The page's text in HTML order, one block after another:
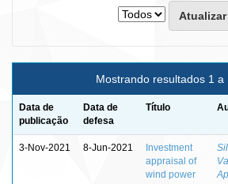
Mostrando resultados 1 a
Data de
publicação
Data de
defesa
Título
3-Nov-2021 8-Jun-2021
Investment
appraisal of
wind power